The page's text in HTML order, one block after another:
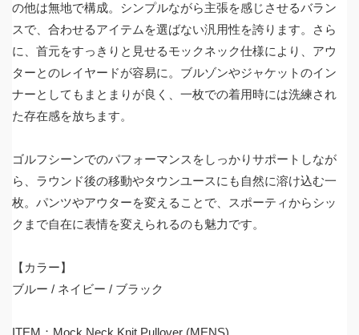
の他は無地で構成。シンプルながら主張を感じさせるバラン
スで、合わせるアイテムを選ばない汎用性を誇ります。さら
に、首元をすっきりと見せるモックネック仕様により、アウ
ターとのレイヤードが容易に。ブルゾンやジャケットのイン
ナーとしてもまとまりが良く、一枚での着用時には洗練され
た存在感を放ちます。
ゴルフシーンでのパフォーマンスをしっかりサポートしなが
ら、ラウンド後の移動やタウンユースにも自然に溶け込む一
枚。パンツやアウターを変えることで、スポーティからシッ
クまで自在に表情を変えられるのも魅力です。
【カラー】
ブルー / ネイビー / ブラック